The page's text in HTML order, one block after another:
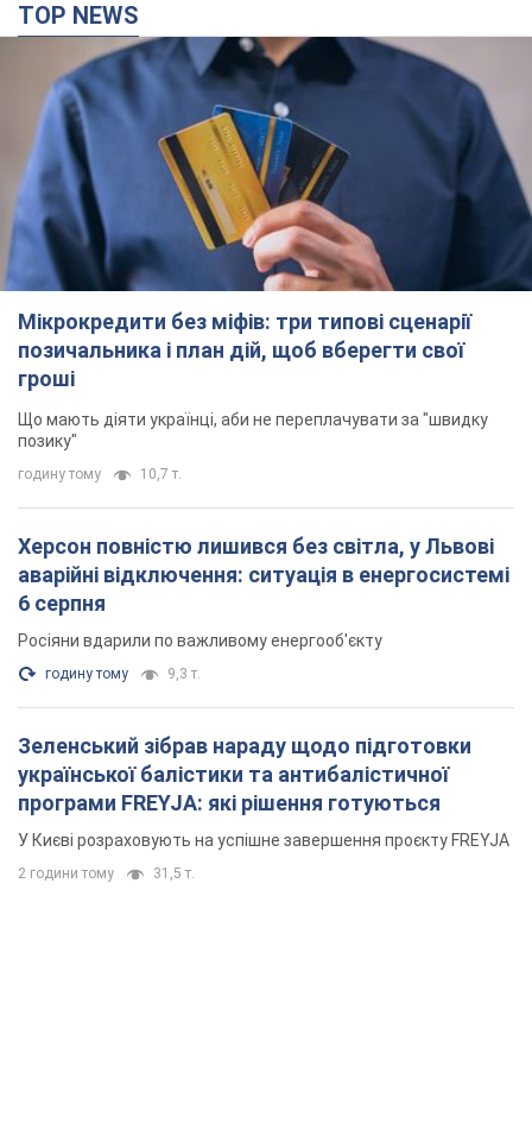
TOP NEWS
Мікрокредити без міфів: три типові сценарії
позичальника і план дій, щоб вберегти свої
гроші
Що мають діяти українці, аби не переплачувати за "швидку
позику"
годину тому 10,7 т.
Херсон повністю лишився без світла, у Львові
аварійні відключення: ситуація в енергосистемі
6 серпня
Росіяни вдарили по важливому енергооб'єкту
годину тому 9,3 т.
Зеленський зібрав нараду щодо підготовки
української балістики та антибалістичної
програми FREYJA: які рішення готуються
У Києві розраховують на успішне завершення проєкту FREYJA
2 години тому 31,5 т.